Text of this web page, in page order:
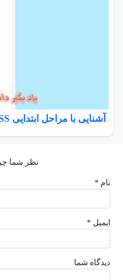
آشنایی با مراحل ابتدایی CSS
نظر شما
نام *
ایمیل *
دیدگاه شما